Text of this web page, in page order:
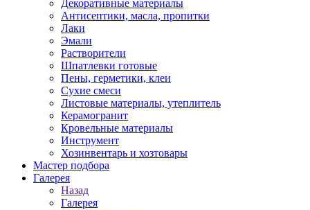
Декоративные материалы
Антисептики, масла, пропитки
Лаки
Эмали
Растворители
Шпатлевки готовые
Пены, герметики, клеи
Сухие смеси
Листовые материалы, утеплитель
Керамогранит
Кровельные материалы
Инструмент
Хозинвентарь и хозтовары
Мастер подбора
Галерея
Назад
Галерея